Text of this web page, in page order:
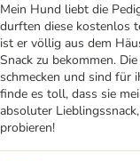
Mein Hund liebt die
durften diese kostenlos
ist er völlig aus dem
Snack zu bekommen.
schmecken und sind für
finde es toll, dass sie
absoluter
probieren!